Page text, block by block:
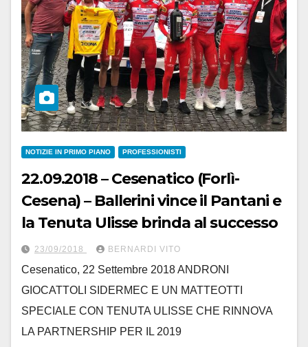
NOTIZIE IN PRIMO PIANO PROFESSIONISTI
22.09.2018 – Cesenatico (Forlì-
Cesena) – Ballerini vince il Pantani e
la Tenuta Ulisse brinda al successo
23/09/2018 BERNARDI VITO
Cesenatico, 22 Settembre 2018 ANDRONI
GIOCATTOLI SIDERMEC E UN MATTEOTTI
SPECIALE CON TENUTA ULISSE CHE RINNOVA
LA PARTNERSHIP PER IL 2019